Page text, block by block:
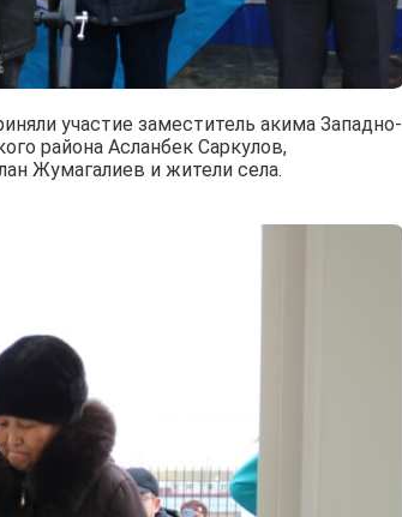
участие заместитель акима Западно-
района Асланбек Саркулов,
Жумагалиев и жители села.